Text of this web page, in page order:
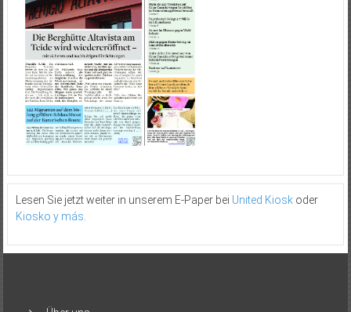
Lesen Sie jetzt weiter in unserem E-Paper bei United Kioskoder
Kiosko y más.